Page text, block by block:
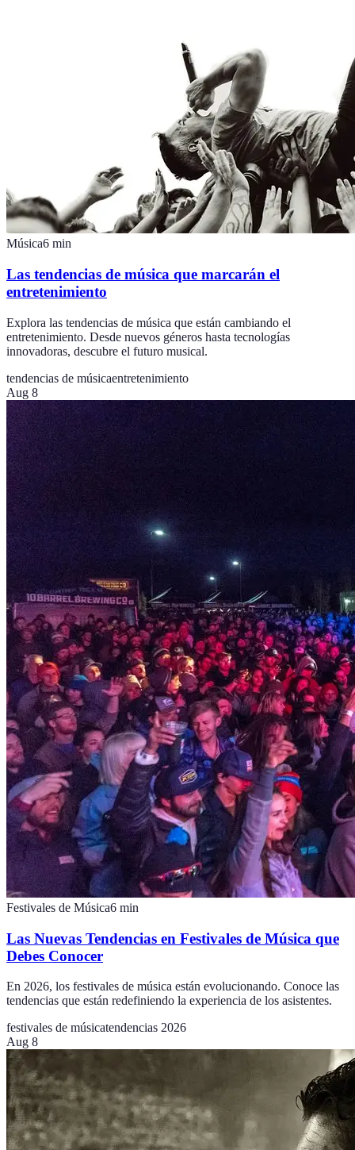
Música6 min
Las tendencias de música que marcarán el
entretenimiento
Explora las tendencias de música que están cambiando el
entretenimiento. Desde nuevos géneros hasta tecnologías
innovadoras, descubre el futuro musical.
tendencias de músicaentretenimiento
Aug 8
Festivales de Música6 min
Las Nuevas Tendencias en Festivales de Música que
Debes Conocer
En 2026, los festivales de música están evolucionando. Conoce las
tendencias que están redefiniendo la experiencia de los asistentes.
festivales de músicatendencias 2026
Aug 8